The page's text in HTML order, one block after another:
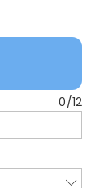
0/12